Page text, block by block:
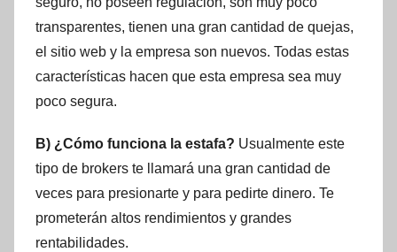
transparentes, tienen una gran cantidad de quejas,
el sitio web y la empresa son nuevos. Todas estas
características hacen que esta empresa sea muy
poco segura.
B) ¿Cómo funciona la estafa? Usualmente este
tipo de brokers te llamará una gran cantidad de
veces para presionarte y para pedirte dinero. Te
prometerán altos rendimientos y grandes
rentabilidades.